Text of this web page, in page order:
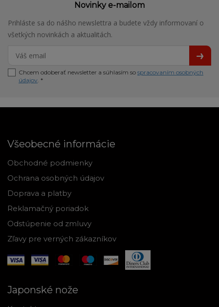
Novinky e-mailom
Prihláste sa do nášho newslettra a budete vždy informovaní o
všetkých novinkách a aktualitách.
Chcem odoberať newsletter a súhlasím so spracovaním osobných
údajov. *
Všeobecné informácie
Obchodné podmienky
Ochrana osobných údajov
Doprava a platby
Reklamačný poriadok
Odstúpenie od zmluvy
Zľavy pre verných zákazníkov
Japonské nože